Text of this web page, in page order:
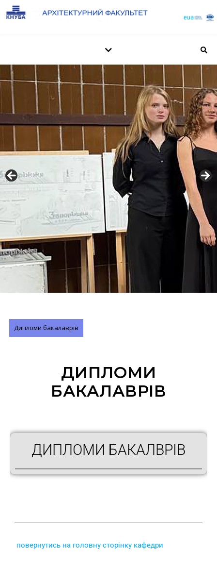
Дипломи бакалаврів
ДИПЛОМИ
БАКАЛАВРІВ
ДИПЛОМИ БАКАЛВРІВ
повернутись на головну сторінку кафедри